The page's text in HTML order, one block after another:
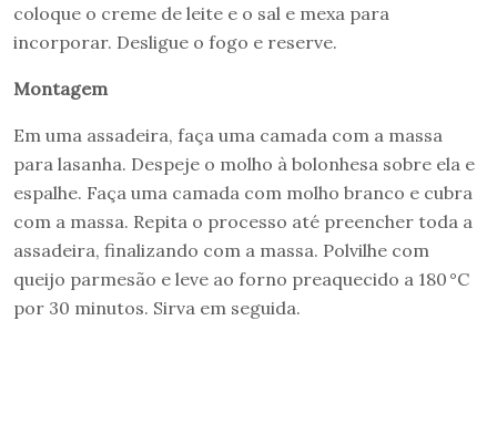
coloque o creme de leite e o sal e mexa para
incorporar. Desligue o fogo e reserve.
Montagem
Em uma assadeira, faça uma camada com a massa
para lasanha. Despeje o molho à bolonhesa sobre ela e
espalhe. Faça uma camada com molho branco e cubra
com a massa. Repita o processo até preencher toda a
assadeira, finalizando com a massa. Polvilhe com
queijo parmesão e leve ao forno preaquecido a 180 °C
por 30 minutos. Sirva em seguida.